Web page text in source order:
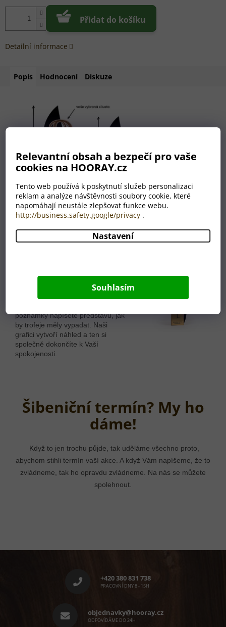
Relevantní obsah a bezpečí pro vaše
cookies na HOORAY.cz
Tento web používá k poskytnutí služeb personalizaci
reklam a analýze návštěvnosti soubory cookie, které
napomáhají neustále zlepšovat funkce webu.
http://business.safety.google/privacy .
Nastavení
Souhlasím
Přidat do košíku
Detailní informace
Popis Hodnocení Diskuze
Nemáte grafika? Nevadí!
poznámky napíšete představu, jak
by trofeje měly vypadat. Naši
grafici vytvoří náhled a ten si
společně dokončíte k Vaší
spokojenosti.
Šibeniční termín? My ho
dáme!
Když to jen trochu půjde, tak uděláme všechno proto,
abychom stihli termín vaší akce. A když Vám napíšeme, že to
zvládneme, tak ho opravdu zvládneme. Na nás se můžete
spolehnout.
Z
+420 380 831 738
PRACOVNÍ DNY 8 - 15H
objednavky@hooray.cz
ODPOVÍDÁME DO 24H